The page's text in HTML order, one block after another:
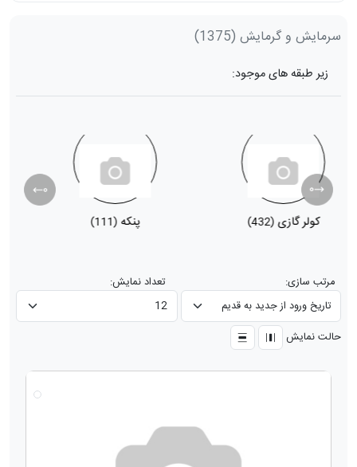
سرمایش و گرمایش (1375)
زیر طبقه های موجود:
کولر گازی(432) پنکه (111)
مرتب سازی: تعداد نمایش:
حالت نمایش